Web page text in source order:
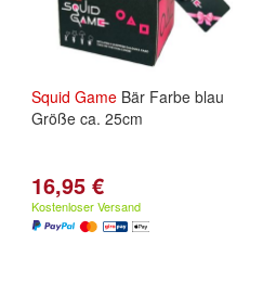
Squid Game Bär Farbe blau
Größe ca. 25cm
16,95 €
Kostenloser Versand